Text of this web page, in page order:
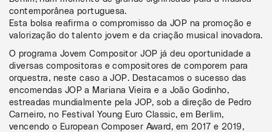
contemporânea portuguesa.
Esta bolsa reafirma o compromisso da JOP na promoção e
valorização do talento jovem e da criação musical inovadora.
O programa Jovem Compositor JOP já deu oportunidade a
diversas compositoras e compositores de comporem para
orquestra, neste caso a JOP. Destacamos o sucesso das
encomendas JOP a Mariana Vieira e a João Godinho,
estreadas mundialmente pela JOP, sob a direção de Pedro
Carneiro, no Festival Young Euro Classic, em Berlim,
vencendo o European Composer Award, em 2017 e 2019,